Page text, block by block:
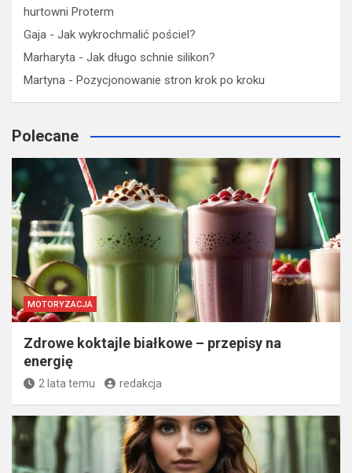
hurtowni Proterm
Gaja - Jak wykrochmalić pościel?
Marharyta - Jak długo schnie silikon?
Martyna - Pozycjonowanie stron krok po kroku
Polecane
MOTORYZACJA
Zdrowe koktajle białkowe – przepisy na
energię
2 lata temu redakcja